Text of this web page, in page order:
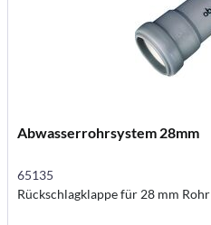
Abwasserrohrsystem 28mm
65135
Rückschlagklappe für 28 mm Rohr